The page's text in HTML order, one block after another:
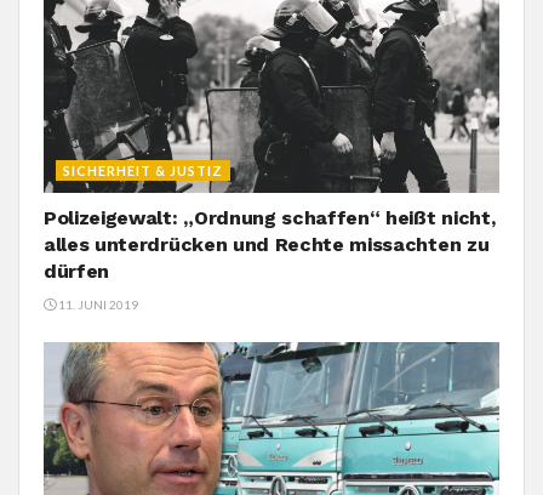
SICHERHEIT & JUSTIZ
Polizeigewalt: „Ordnung schaffen“ heißt nicht,
alles unterdrücken und Rechte missachten zu
dürfen
11. JUNI 2019